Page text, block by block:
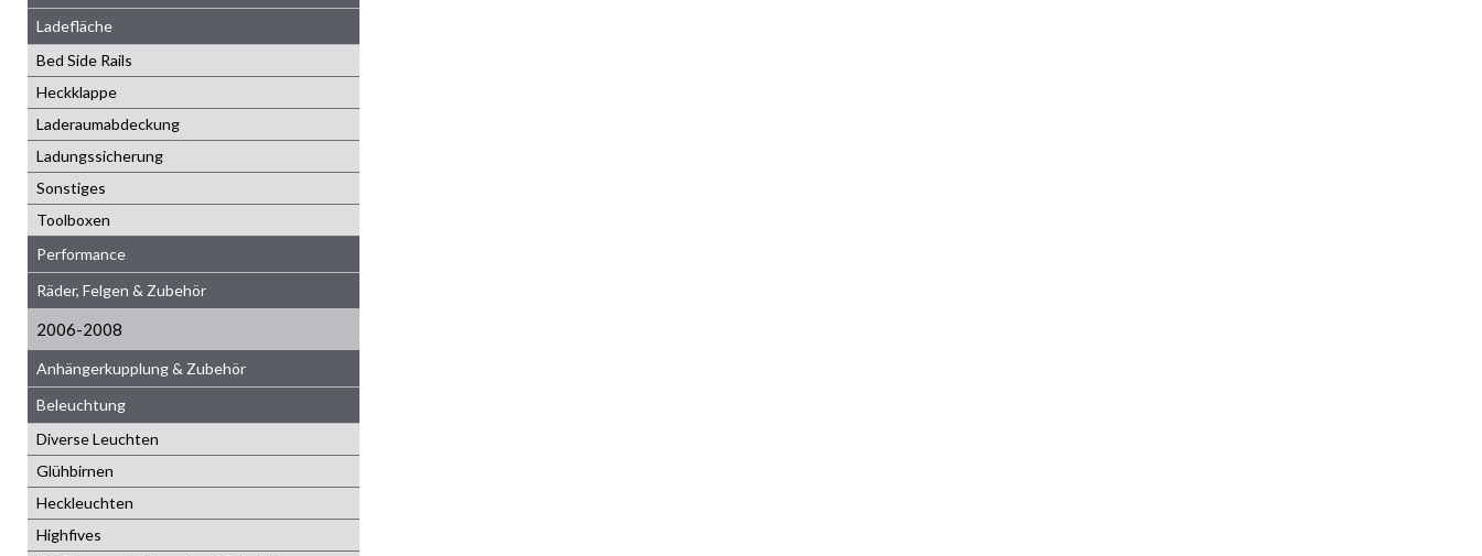
Ladefläche
Bed Side Rails
Heckklappe
Laderaumabdeckung
Ladungssicherung
Sonstiges
Toolboxen
Performance
Räder, Felgen & Zubehör
2006-2008
Anhängerkupplung & Zubehör
Beleuchtung
Diverse Leuchten
Glühbirnen
Heckleuchten
Highfives